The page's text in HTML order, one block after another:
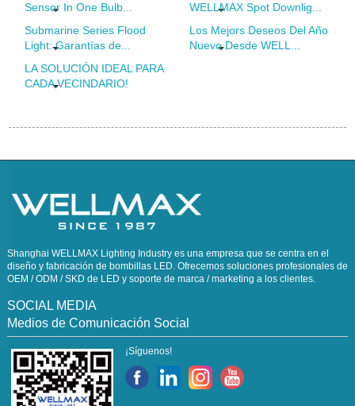
Sensor In One Bulb...
WELLMAX Spot Downlig...
Submarine Series Flood
Light: Garantías de...
Los Mejors Deseos Del Año
Nuevo Desde WELL...
LA SOLUCIÓN IDEAL PARA
CADA VECINDARIO!️
Shanghai WELLMAX Lighting Industry es una empresa que se centra en el
diseño y fabricación de bombillas LED. Ofrecemos soluciones profesionales de
OEM / ODM / SKD de LED y soporte de marca / marketing a los clientes.
SOCIAL MEDIA
Medios de Comunicación Social
¡Síguenos!